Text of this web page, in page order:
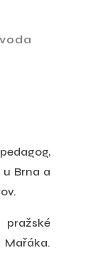
u Brna a
pražské